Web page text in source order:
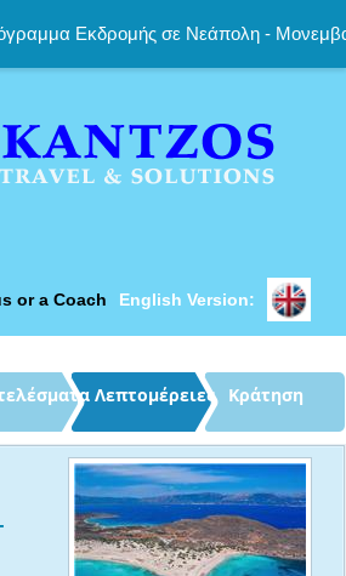
or a Coach English Version:
Εκδρομής σε Νεάπολη -